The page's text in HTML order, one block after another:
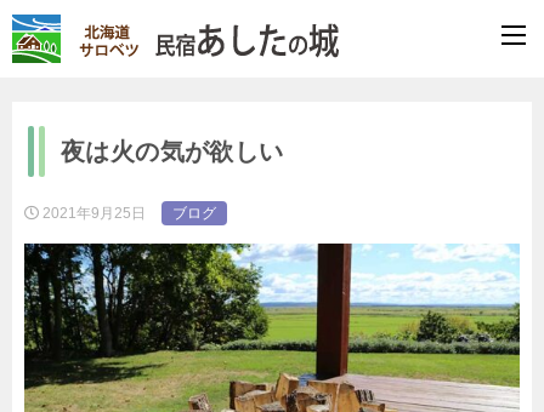
夜は火の気が欲しい
2021年9月25日 ブログ